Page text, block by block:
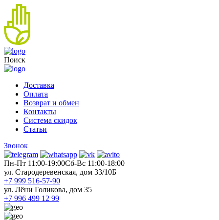
Поиск
Доставка
Оплата
Возврат и обмен
Контакты
Система скидок
Статьи
Звонок
Пн-Пт 11:00-19:00Cб-Вс 11:00-18:00
ул. Стародеревенская, дом 33/10Б
+7 999 516-57-90
ул. Лёни Голикова, дом 35
+7 996 499 12 99